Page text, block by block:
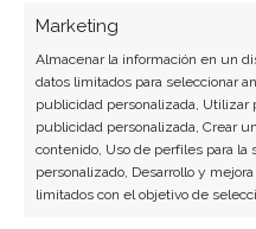
Marketing
Almacenar la información en un
datos limitados para seleccionar
publicidad personalizada, Utilizar
publicidad personalizada, Crear
contenido, Uso de perfiles para la
personalizado, Desarrollo y
limitados con el objetivo de